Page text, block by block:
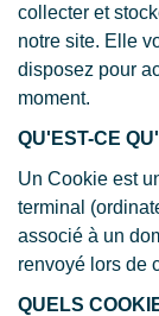
collecter et
notre site. Elle
disposez pour
moment.
QU'EST-CE
Un Cookie est
terminal
associé à un
renvoyé lors de
QUELS